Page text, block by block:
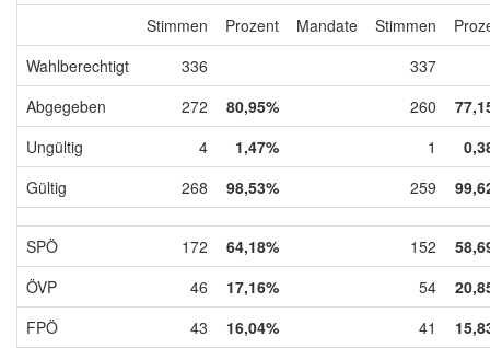
Stimmen
Prozent Mandate Stimmen
Wahlberechtigt
336
337
Abgegeben
272 80,95% 260
Ungültig
4 1,47% 1
Gültig
268 98,53% 259
SPÖ 172 64,18% 152
ÖVP
46 17,16% 54
FPÖ
43 16,04% 41